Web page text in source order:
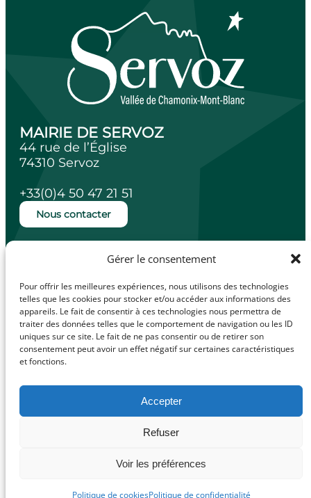
Gérer le consentement
Pour offrir les meilleures expériences, nous utilisons des technologies
telles que les cookies pour stocker et/ou accéder aux informations des
appareils. Le fait de consentir à ces technologies nous permettra de
traiter des données telles que le comportement de navigation ou les ID
uniques sur ce site. Le fait de ne pas consentir ou de retirer son
consentement peut avoir un effet négatif sur certaines caractéristiques
et fonctions.
Accepter
Refuser
Voir les préférences
Politique de cookiesPolitique de confidentialité
MAIRIE DE SERVOZ
44 rue de l’Église
74310 Servoz
+33(0)4 50 47 21 51
Nous contacter
Lundi, mardi, jeudi et vendredi de 14h à
Mercredi de 10h à 12h.
facebook
Mentions légales
Politique de cookies (UE)